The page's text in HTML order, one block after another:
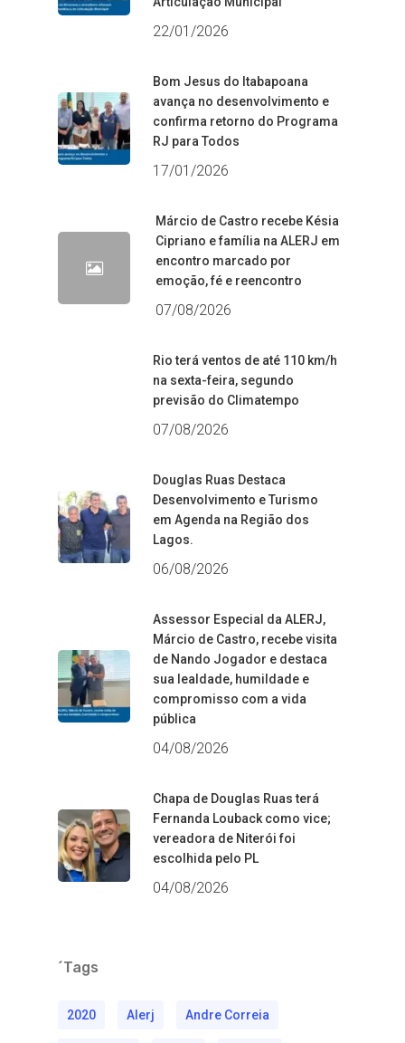
22/01/2026
Bom Jesus do Itabapoana
avança no desenvolvimento e
confirma retorno do Programa
RJ para Todos
17/01/2026
Márcio de Castro recebe Késia
Cipriano e família na ALERJ em
encontro marcado por
emoção, fé e reencontro
07/08/2026
Rio terá ventos de até 110 km/h
na sexta-feira, segundo
previsão do Climatempo
07/08/2026
Douglas Ruas Destaca
Desenvolvimento e Turismo
em Agenda na Região dos
Lagos.
06/08/2026
Assessor Especial da ALERJ,
Márcio de Castro, recebe visita
de Nando Jogador e destaca
sua lealdade, humildade e
compromisso com a vida
pública
04/08/2026
Chapa de Douglas Ruas terá
Fernanda Louback como vice;
vereadora de Niterói foi
escolhida pelo PL
04/08/2026
´Tags
2020 Alerj Andre Correia